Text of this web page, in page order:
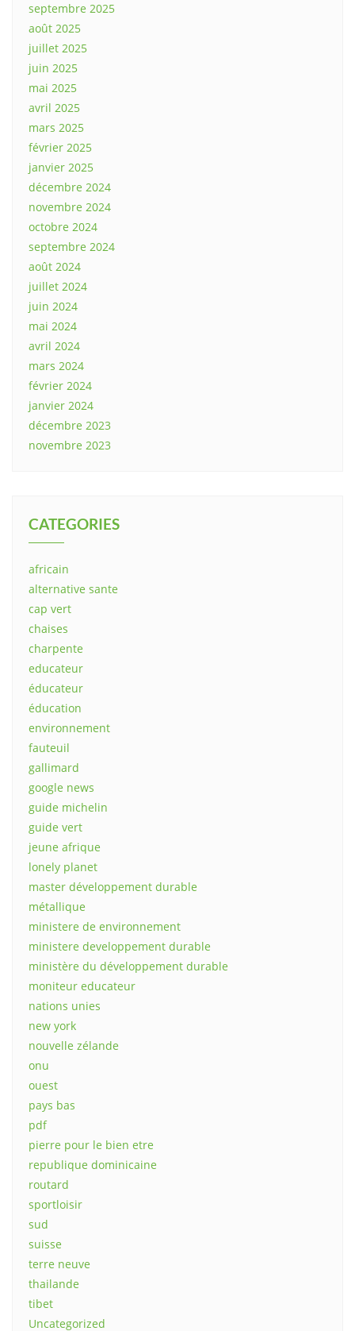
septembre 2025
août 2025
juillet 2025
juin 2025
mai 2025
avril 2025
mars 2025
février 2025
janvier 2025
décembre 2024
novembre 2024
octobre 2024
septembre 2024
août 2024
juillet 2024
juin 2024
mai 2024
avril 2024
mars 2024
février 2024
janvier 2024
décembre 2023
novembre 2023
CATEGORIES
africain
alternative sante
cap vert
chaises
charpente
educateur
éducateur
éducation
environnement
fauteuil
gallimard
google news
guide michelin
guide vert
jeune afrique
lonely planet
master développement durable
métallique
ministere de environnement
ministere developpement durable
ministère du développement durable
moniteur educateur
nations unies
new york
nouvelle zélande
onu
ouest
pays bas
pdf
pierre pour le bien etre
republique dominicaine
routard
sportloisir
sud
suisse
terre neuve
thailande
tibet
Uncategorized